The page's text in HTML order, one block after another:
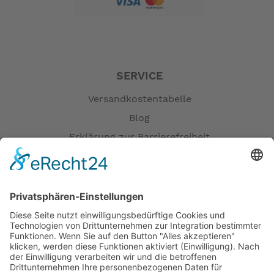
SERVICE
Versandkostentabelle
Blog
Erklärung zur Barrierefreiheit
Öffnungszeiten
Versandpartner
Verfügbarkeiten
Zahlung und Versand
Datenschutz